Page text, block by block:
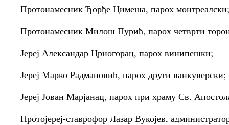
Протонамесник Ђорђе Цимеша, парох монтреалски;
Протонамесник Милош Пурић, парох четврти
Јереј Александар Црногорац, парох винипешки;
Јереј Марко Радмановић, парох други ванкуверски;
Јереј Јован Марјанац, парох при храму Св.
Протојереј-ставрофор Лазар Вукојев,